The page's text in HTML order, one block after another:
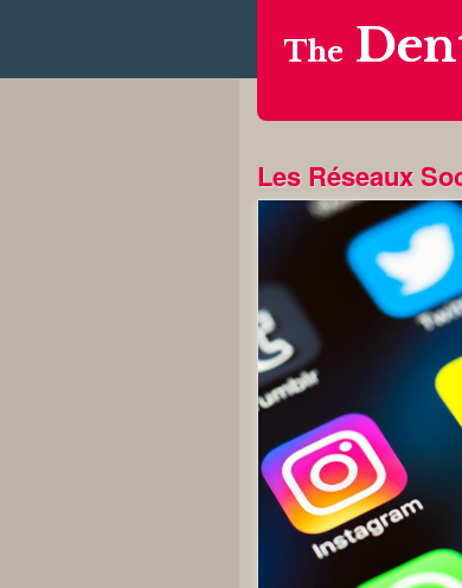
The
Les Réseaux